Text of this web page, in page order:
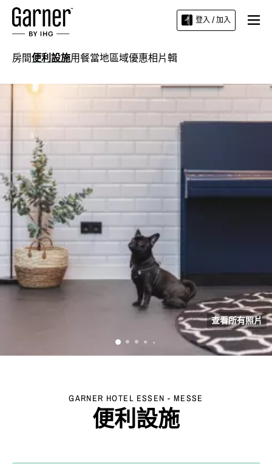
登入 / 加入
房間便利設施用餐當地區域優惠相片輯
查看所有照片
GARNER HOTEL ESSEN - MESSE
便利設施